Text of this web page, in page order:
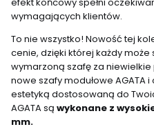
wymagających klientów.
To nie wszystko! Nowość tej
cenie, dzięki której każdy
wymarzoną szafę za
nowe szafy modułowe AGATA
estetyką dostosowaną do
AGATA są wykonane z
mm.